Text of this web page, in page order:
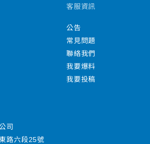
客服資訊
公告
常見問題
聯絡我們
我要爆料
我要投稿
司
路六段25號